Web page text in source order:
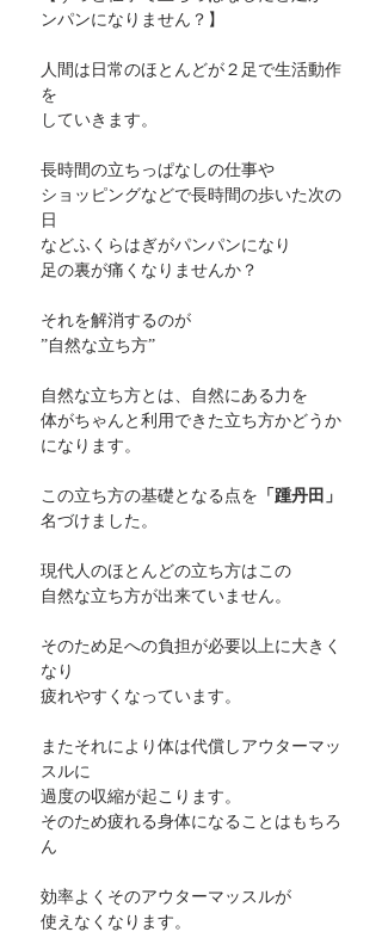
ンパンになりません？】
人間は日常のほとんどが２足で生活動作
を
していきます。
長時間の立ちっぱなしの仕事や
ショッピングなどで長時間の歩いた次の
日
などふくらはぎがパンパンになり
足の裏が痛くなりませんか？
それを解消するのが
”自然な立ち方”
自然な立ち方とは、自然にある力を
体がちゃんと利用できた立ち方かどうか
になります。
この立ち方の基礎となる点を 「踵丹田」
名づけました。
現代人のほとんどの立ち方はこの
自然な立ち方が出来ていません。
そのため足への負担が必要以上に大きく
なり
疲れやすくなっています。
またそれにより体は代償しアウターマッ
スルに
過度の収縮が起こります。
そのため疲れる身体になることはもちろ
ん
効率よくそのアウターマッスルが
使えなくなります。